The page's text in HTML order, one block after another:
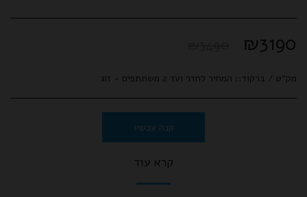
₪3190
מק"ט / ברקוד:: המחיר לחדר ועד 2 משתתפים - זוג
קנה עכשיו
קרא עוד